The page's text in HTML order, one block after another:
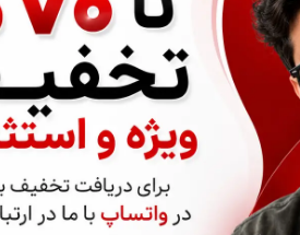
+ ارسال به سراسر کشور